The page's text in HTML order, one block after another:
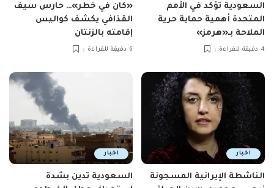
السعودية تؤكد في الأمم
المتحدة أهمية حماية حرية
الملاحة بـ«هرمز»
4 دقيقة للقراءة
«كان في خطر»… حارس سيف
القذافي يكشف كواليس
إقامته بالزنتان
6 دقيقة للقراءة
اخبار
الناشطة الإيرانية المسجونة
اخبار
السعودية تدين بشدة